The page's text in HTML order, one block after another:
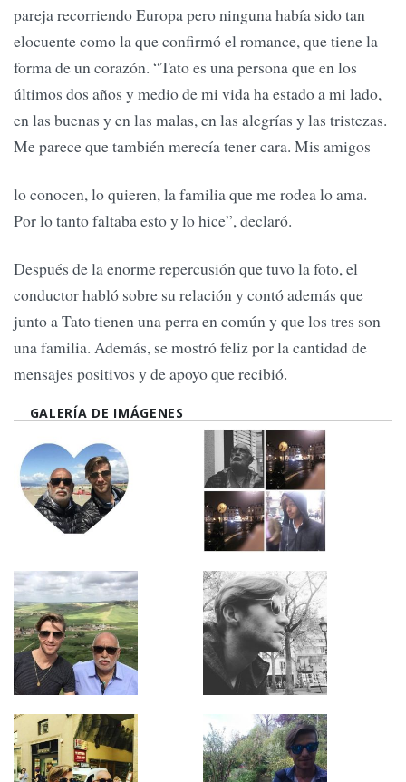
pareja recorriendo Europa pero ninguna había sido tan
elocuente como la que confirmó el romance, que tiene la
forma de un corazón. “Tato es una persona que en los
últimos dos años y medio de mi vida ha estado a mi lado,
en las buenas y en las malas, en las alegrías y las tristezas.
Me parece que también merecía tener cara. Mis amigos
lo conocen, lo quieren, la familia que me rodea lo ama.
Por lo tanto faltaba esto y lo hice”, declaró.
Después de la enorme repercusión que tuvo la foto, el
conductor habló sobre su relación y contó además que
junto a Tato tienen una perra en común y que los tres son
una familia. Además, se mostró feliz por la cantidad de
mensajes positivos y de apoyo que recibió.
GALERÍA DE IMÁGENES